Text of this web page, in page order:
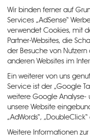
Wir binden ferner auf
Services „AdSense“
verwendet Cookies, mit
Partner-Websites, die
der Besuche von Nutzern
anderen Websites im
Ein weiterer von uns
Service ist der „Google
weitere Google Analyse-
unsere Website
„AdWords“,
Weitere Informationen